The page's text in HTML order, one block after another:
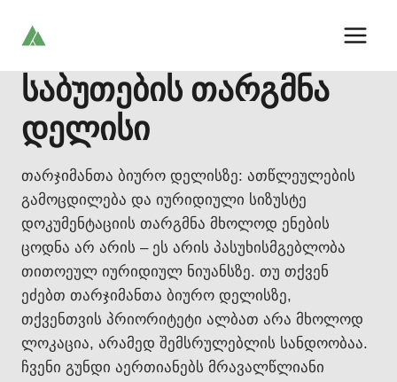
საბუთების თარგმნა
დელისი
თარჯიმანთა ბიურო დელისზე: ათწლეულების
გამოცდილება და იურიდიული სიზუსტე
დოკუმენტაციის თარგმნა მხოლოდ ენების
ცოდნა არ არის – ეს არის პასუხისმგებლობა
თითოეულ იურიდიულ ნიუანსზე. თუ თქვენ
ეძებთ თარჯიმანთა ბიურო დელისზე,
თქვენთვის პრიორიტეტი ალბათ არა მხოლოდ
ლოკაცია, არამედ შემსრულებლის სანდოობაა.
ჩვენი გუნდი აერთიანებს მრავალწლიანი